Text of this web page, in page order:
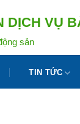
DỊCH VỤ
sản
TIN TỨC